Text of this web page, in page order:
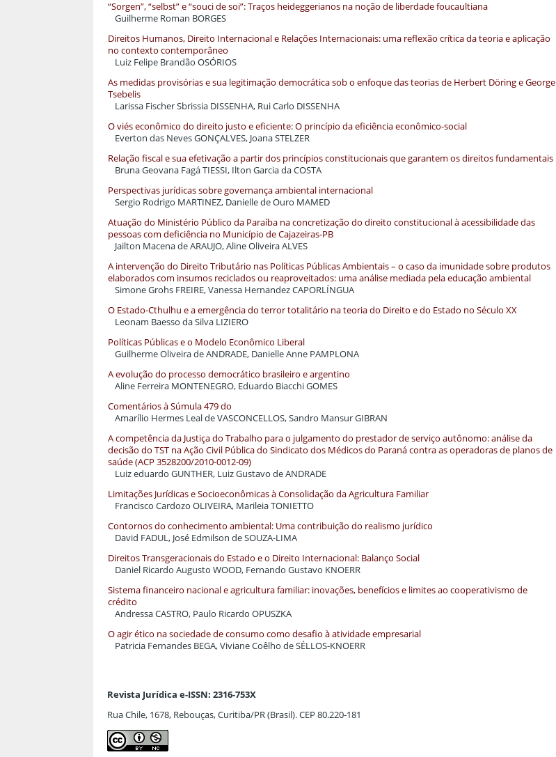
“Sorgen”, “selbst” e “souci de soi”: Traços heideggerianos na noção de liberdade foucaultiana
Guilherme Roman BORGES
Direitos Humanos, Direito Internacional e Relações Internacionais: uma reflexão crítica da teoria e aplicação
no contexto contemporâneo
Luiz Felipe Brandão OSÓRIOS
As medidas provisórias e sua legitimação democrática sob o enfoque das teorias de Herbert Döring e George
Tsebelis
Larissa Fischer Sbrissia DISSENHA, Rui Carlo DISSENHA
O viés econômico do direito justo e eficiente: O princípio da eficiência econômico-social
Everton das Neves GONÇALVES, Joana STELZER
Relação fiscal e sua efetivação a partir dos princípios constitucionais que garantem os direitos fundamentais
Bruna Geovana Fagá TIESSI, Ilton Garcia da COSTA
Perspectivas jurídicas sobre governança ambiental internacional
Sergio Rodrigo MARTINEZ, Danielle de Ouro MAMED
Atuação do Ministério Público da Paraíba na concretização do direito constitucional à acessibilidade das
pessoas com deficiência no Município de Cajazeiras-PB
Jailton Macena de ARAUJO, Aline Oliveira ALVES
A intervenção do Direito Tributário nas Políticas Públicas Ambientais – o caso da imunidade sobre produtos
elaborados com insumos reciclados ou reaproveitados: uma análise mediada pela educação ambiental
Simone Grohs FREIRE, Vanessa Hernandez CAPORLÍNGUA
O Estado-Cthulhu e a emergência do terror totalitário na teoria do Direito e do Estado no Século XX
Leonam Baesso da Silva LIZIERO
Políticas Públicas e o Modelo Econômico Liberal
Guilherme Oliveira de ANDRADE, Danielle Anne PAMPLONA
A evolução do processo democrático brasileiro e argentino
Aline Ferreira MONTENEGRO, Eduardo Biacchi GOMES
Comentários à Súmula 479 do
Amarílio Hermes Leal de VASCONCELLOS, Sandro Mansur GIBRAN
A competência da Justiça do Trabalho para o julgamento do prestador de serviço autônomo: análise da
decisão do TST na Ação Civil Pública do Sindicato dos Médicos do Paraná contra as operadoras de planos de
saúde (ACP 3528200/2010-0012-09)
Luiz eduardo GUNTHER, Luiz Gustavo de ANDRADE
Limitações Jurídicas e Socioeconômicas à Consolidação da Agricultura Familiar
Francisco Cardozo OLIVEIRA, Marileia TONIETTO
Contornos do conhecimento ambiental: Uma contribuição do realismo jurídico
David FADUL, José Edmilson de SOUZA-LIMA
Direitos Transgeracionais do Estado e o Direito Internacional: Balanço Social
Daniel Ricardo Augusto WOOD, Fernando Gustavo KNOERR
Sistema financeiro nacional e agricultura familiar: inovações, benefícios e limites ao cooperativismo de
crédito
Andressa CASTRO, Paulo Ricardo OPUSZKA
O agir ético na sociedade de consumo como desafio à atividade empresarial
Patricia Fernandes BEGA, Viviane Coêlho de SÉLLOS-KNOERR
Revista Jurídica e-ISSN: 2316-753X
Rua Chile, 1678, Rebouças, Curitiba/PR (Brasil). CEP 80.220-181